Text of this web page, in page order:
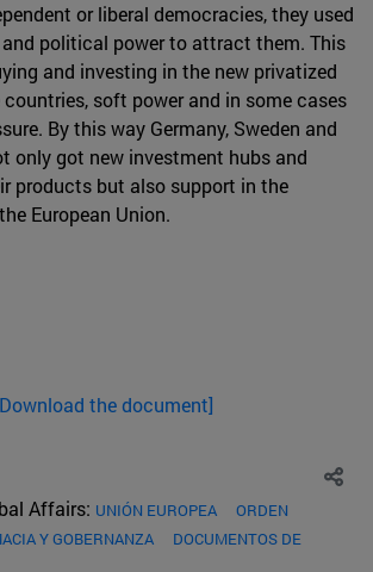
or liberal democracies, they used
political power to attract them. This
and investing in the new privatized
soft power and in some cases
By this way Germany, Sweden and
only got new investment hubs and
products but also support in the
European Union.
Download the document]
Affairs: UNIÓN EUROPEA
ORDEN
Y GOBERNANZA
DOCUMENTOS DE